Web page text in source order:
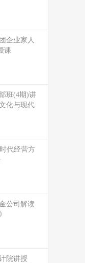
企业家人
课
班(4期)讲
化与现代
代经营方
公司解读
院讲授